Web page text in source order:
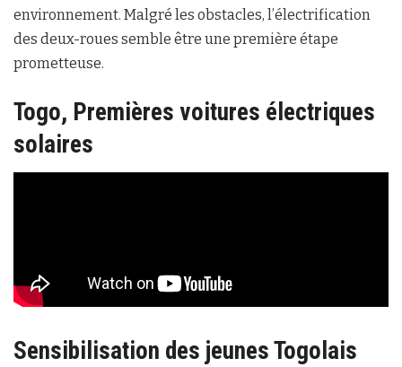
environnement. Malgré les obstacles, l’électrification
des deux-roues semble être une première étape
prometteuse.
Togo, Premières voitures électriques
solaires
Sensibilisation des jeunes Togolais